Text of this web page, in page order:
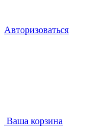
Авторизоваться
Ваша корзина